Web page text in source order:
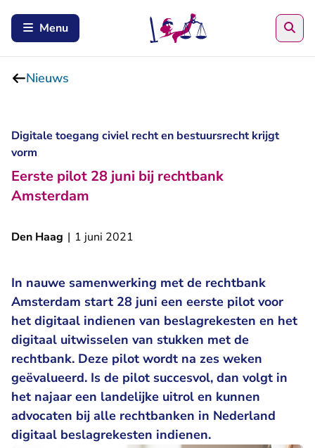
Menu
Nieuws
Digitale toegang civiel recht en bestuursrecht krijgt
vorm
Eerste pilot 28 juni bij rechtbank
Amsterdam
Den Haag | 1 juni 2021
In nauwe samenwerking met de rechtbank
Amsterdam start 28 juni een eerste pilot voor
het digitaal indienen van beslagrekesten en het
digitaal uitwisselen van stukken met de
rechtbank. Deze pilot wordt na zes weken
geëvalueerd. Is de pilot succesvol, dan volgt in
het najaar een landelijke uitrol en kunnen
advocaten bij alle rechtbanken in Nederland
digitaal beslagrekesten indienen.